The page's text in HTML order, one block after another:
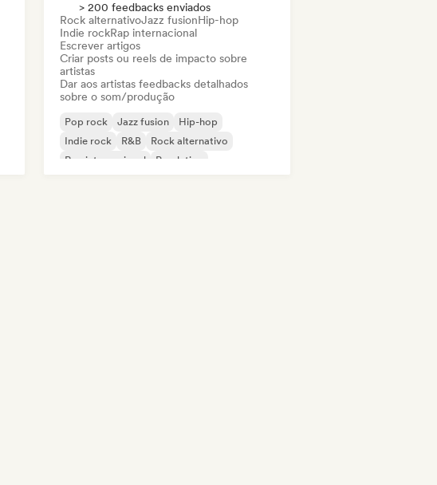
> 200 feedbacks enviados
Rock alternativoJazz fusionHip-hop
Indie rockRap internacional
Escrever artigos
Criar posts ou reels de impacto sobre
artistas
Dar aos artistas feedbacks detalhados
sobre o som/produção
Pop rock Jazz fusion
Hip-hop
Indie rock
R&B
Rock alternativo
Rap internacional
Pop latino